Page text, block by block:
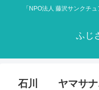
「NPO法人 藤沢サンクチ
ふじ
石川 ヤマサナ